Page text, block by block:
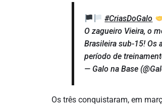
#CriasDoGalo
O zagueiro Vieira, o
Brasileira sub-15! Os
período de
— Galo na Base
Os três conquistaram, em